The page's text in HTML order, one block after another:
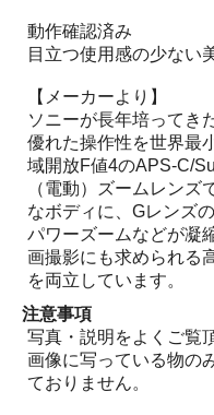
動作確認済み
目立つ使用感の少ない
【メーカーより】
ソニーが長年培ってき
優れた操作性を世界最
域開放F値4のAPS-C/
（電動）ズームレンズ
なボディに、Gレンズ
パワーズームなどが凝
画撮影にも求められる
を両立しています。
注意事項
写真・説明をよくご覧
画像に写っている物の
ておりません。